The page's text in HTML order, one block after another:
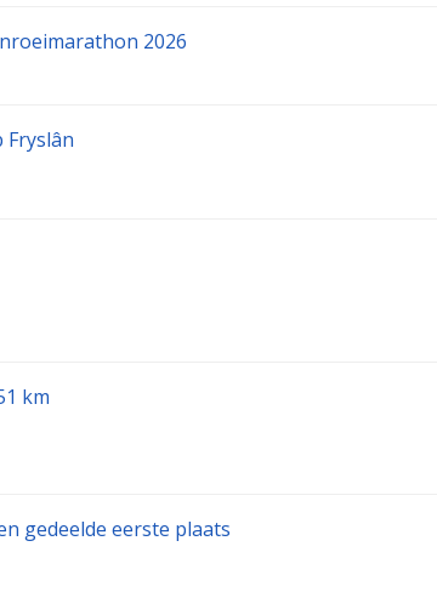
2026
Fryslân
km
gedeelde eerste plaats